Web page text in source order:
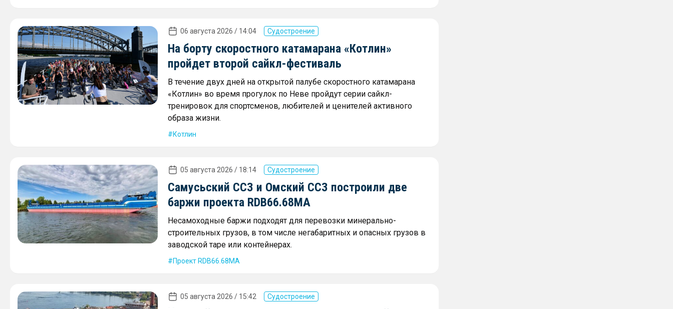
06 августа 2026 / 14:04 Судостроение
На борту скоростного катамарана «Котлин»
пройдет второй сайкл-фестиваль
В течение двух дней на открытой палубе скоростного катамарана
«Котлин» во время прогулок по Неве пройдут серии сайкл-
тренировок для спортсменов, любителей и ценителей активного
образа жизни.
Котлин
05 августа 2026 / 18:14 Судостроение
Самусьский ССЗ и Омский ССЗ построили две
баржи проекта RDB66.68МА
Несамоходные баржи подходят для перевозки минерально-
строительных грузов, в том числе негабаритных и опасных грузов в
заводской таре или контейнерах.
Проект RDB66.68МА
05 августа 2026 / 15:42 Судостроение